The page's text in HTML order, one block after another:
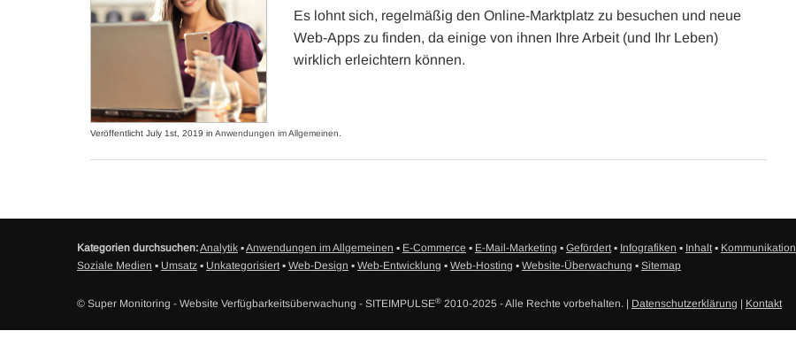
Es lohnt sich, regelmäßig den Online-Marktplatz zu besuchen und neue
Web-Apps zu finden, da einige von ihnen Ihre Arbeit (und Ihr Leben)
wirklich erleichtern können.
Veröffentlicht July 1st, 2019 in Anwendungen im Allgemeinen
Kategorien durchsuchen:Analytik ▪Anwendungen im Allgemeinen ▪ E-Commerce ▪ E-Mail-Marketing ▪ Gefördert▪ Infografiken ▪ Inhalt▪ Kommunikation
Soziale Medien ▪ Umsatz ▪ Unkategorisiert▪ Web-Design ▪ Web-Entwicklung ▪ Web-Hosting ▪ Website-Überwachung ▪ Sitemap
© Super Monitoring - Website Verfügbarkeitsüberwachung - SITEIMPULSE® 2010-2025 - Alle Rechte vorbehalten. | Datenschutzerklärung | Kontakt